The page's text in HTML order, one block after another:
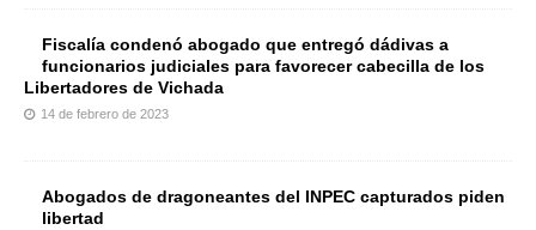
Fiscalía condenó abogado que entregó dádivas a
funcionarios judiciales para favorecer cabecilla de los
Libertadores de Vichada
14 de febrero de 2023
Abogados de dragoneantes del INPEC capturados piden
libertad